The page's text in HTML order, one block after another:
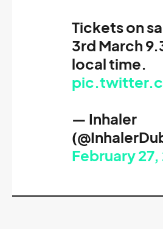
Tickets on
3rd March
local time.
— Inhaler
February